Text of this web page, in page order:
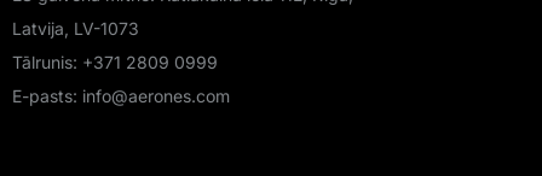
Latvija, LV-1073
Tālrunis: +371 2809 0999
E-pasts: info@aerones.com